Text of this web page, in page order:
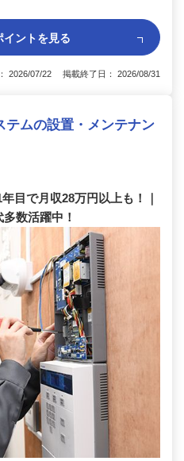
イントを見る
2026/07/22 掲載終了日： 2026/08/31
ムの設置・メンテナン
目で月収28万円以上も！｜
数活躍中！